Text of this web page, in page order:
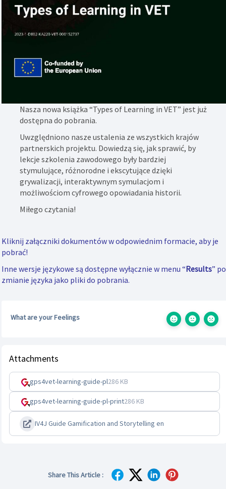
Nasza nowa książka “Types of Learning in VET” jest już
dostępna do pobrania.
Uwzględniono nasze ustalenia ze wszystkich krajów
partnerskich projektu. Dowiedzą się, jak sprawić, by
lekcje szkolenia zawodowego były bardziej
stymulujące, różnorodne i ekscytujące dzięki
grywalizacji, interaktywnym symulacjom i
możliwościom cyfrowego opowiadania historii.
Miłego czytania!
Kliknij załączniki dokumentów w odpowiednim formacie, aby je
pobrać!
Inne wersje językowe są dostępne wyłącznie w menu “Results” po
zmianie języka jako pliki do pobrania.
What are your Feelings
Attachments
gps4vet-learning-guide-pl286 KB
gps4vet-learning-guide-pl-print286 KB
IV4J Guide Gamification and Storytelling en
Share This Article :